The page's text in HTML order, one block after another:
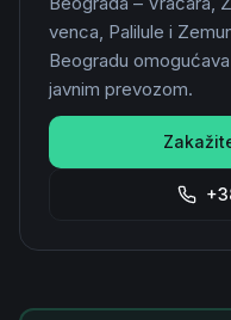
venca, Palilule i
Beogradu
javnim prevozom.